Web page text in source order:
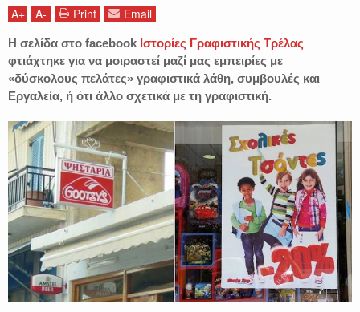
A+ A- Print Email
Η σελίδα στο facebook Ιστορίες Γραφιστικής Τρέλας
φτιάχτηκε για να μοιραστεί μαζί μας εμπειρίες με
«δύσκολους πελάτες» γραφιστικά λάθη, συμβουλές και
Εργαλεία, ή ότι άλλο σχετικά με τη γραφιστική.